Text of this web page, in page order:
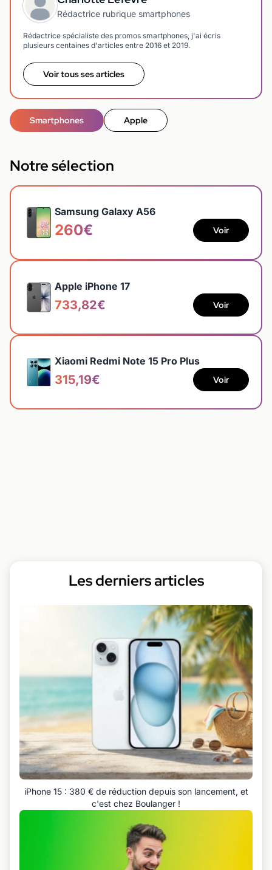
Rédactrice rubrique smartphones
Rédactrice spécialiste des promos smartphones, j'ai écris
plusieurs centaines d'articles entre 2016 et 2019.
Voir tous ses articles
Smartphones Apple
Notre sélection
Samsung Galaxy A56
260€ Voir
Apple iPhone 17
733,82€ Voir
Xiaomi Redmi Note 15 Pro Plus
315,19€ Voir
Les derniers articles
iPhone 15 : 380 € de réduction depuis son lancement, et
c'est chez Boulanger !